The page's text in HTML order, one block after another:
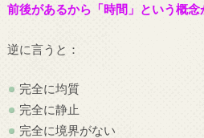
前後があるから「時間」という概念
逆に言うと：
完全に均質
完全に静止
完全に境界がない